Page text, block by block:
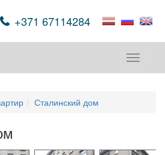
+371 67114284
Toggle
Сталинский дом